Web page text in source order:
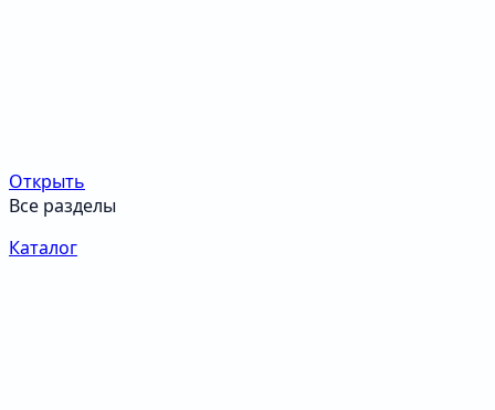
Открыть
Все разделы
Каталог